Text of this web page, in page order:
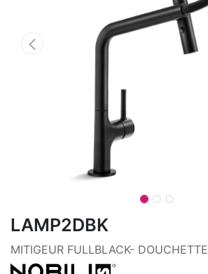
LAMP2DBK
MITIGEUR FULLBLACK- DOUCHETTE